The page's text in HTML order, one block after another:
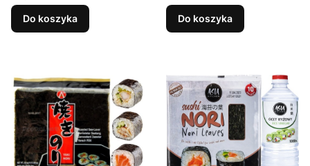
Do koszyka Do koszyka